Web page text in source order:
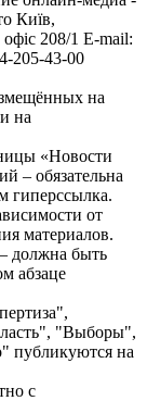
Київ,
208/1 E-mail:
205-43-00
на
на
«Новости
– обязательна
гиперссылка.
от
материалов.
должна быть
абзаце
"Выборы",
публикуются на
с